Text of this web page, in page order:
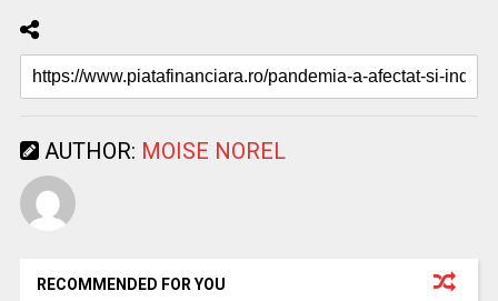
AUTHOR: MOISE NOREL
RECOMMENDED FOR YOU